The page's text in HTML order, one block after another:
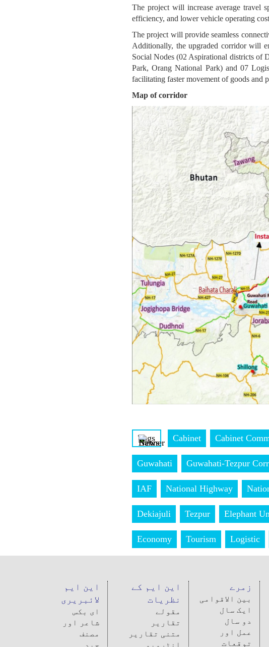
The project will increase average travel
efficiency, and lower vehicle operating
The project will provide seamless
Additionally, the upgraded corridor will
Social Nodes (02 Aspirational districts of
Park, Orang National Park) and 07
facilitating faster movement of goods and
Map of corridor
Tags Cabinet Cabinet
Guwahati Guwahati-Tezpur
IAF National Highway
Dekiajuli Tezpur Elephant
Economy Tourism Logistic
زمرے
بین الاقوامی
ایک سال
دو سال
عمل اور
توقعات
این ایم کے
نظریات
مقولے
تقاریر
متنی تقاریر
انٹرویو
این ایم
لائبریری
ای بکس
شاعر اور
مصنف
جید